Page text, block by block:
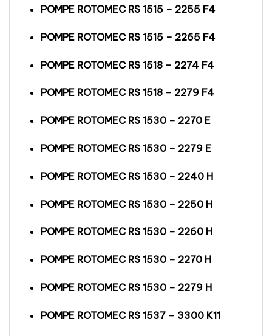
POMPE ROTOMEC RS 1515 – 2255 F4
POMPE ROTOMEC RS 1515 – 2265 F4
POMPE ROTOMEC RS 1518 – 2274 F4
POMPE ROTOMEC RS 1518 – 2279 F4
POMPE ROTOMEC RS 1530 – 2270 E
POMPE ROTOMEC RS 1530 – 2279 E
POMPE ROTOMEC RS 1530 – 2240 H
POMPE ROTOMEC RS 1530 – 2250 H
POMPE ROTOMEC RS 1530 – 2260 H
POMPE ROTOMEC RS 1530 – 2270 H
POMPE ROTOMEC RS 1530 – 2279 H
POMPE ROTOMEC RS 1537 – 3300 K11